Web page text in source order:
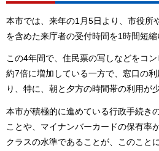
本市では、来年の1月5日より、市役所
を含めた来庁者の受付時間を1時間短縮
この4年間で、住民票の写しなどをコ
約7倍に増加している一方で、窓口の
り、特に、朝と夕方の時間帯の利用が
本市が積極的に進めている行政手続き
ことや、マイナンバーカードの保有率
クラスの水準であることが、このこと